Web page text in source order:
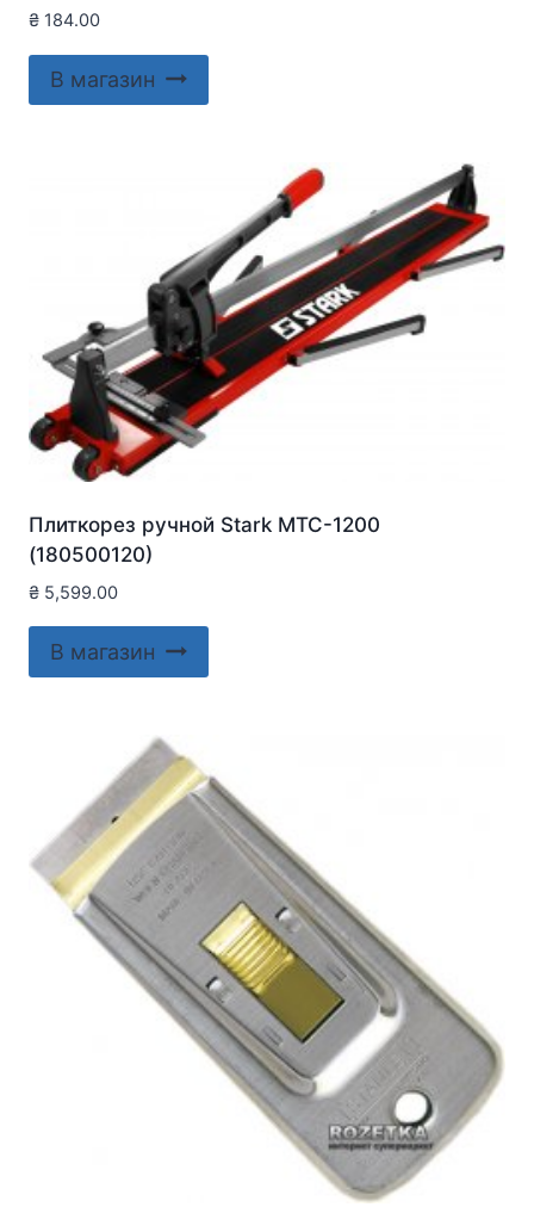
₴ 184.00
В магазин
Плиткорез ручной Stark MTC-1200
(180500120)
₴ 5,599.00
В магазин